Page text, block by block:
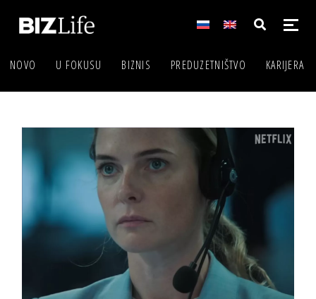
NOVO U FOKUSU BIZNIS PREDUZETNIŠTVO KARIJERA